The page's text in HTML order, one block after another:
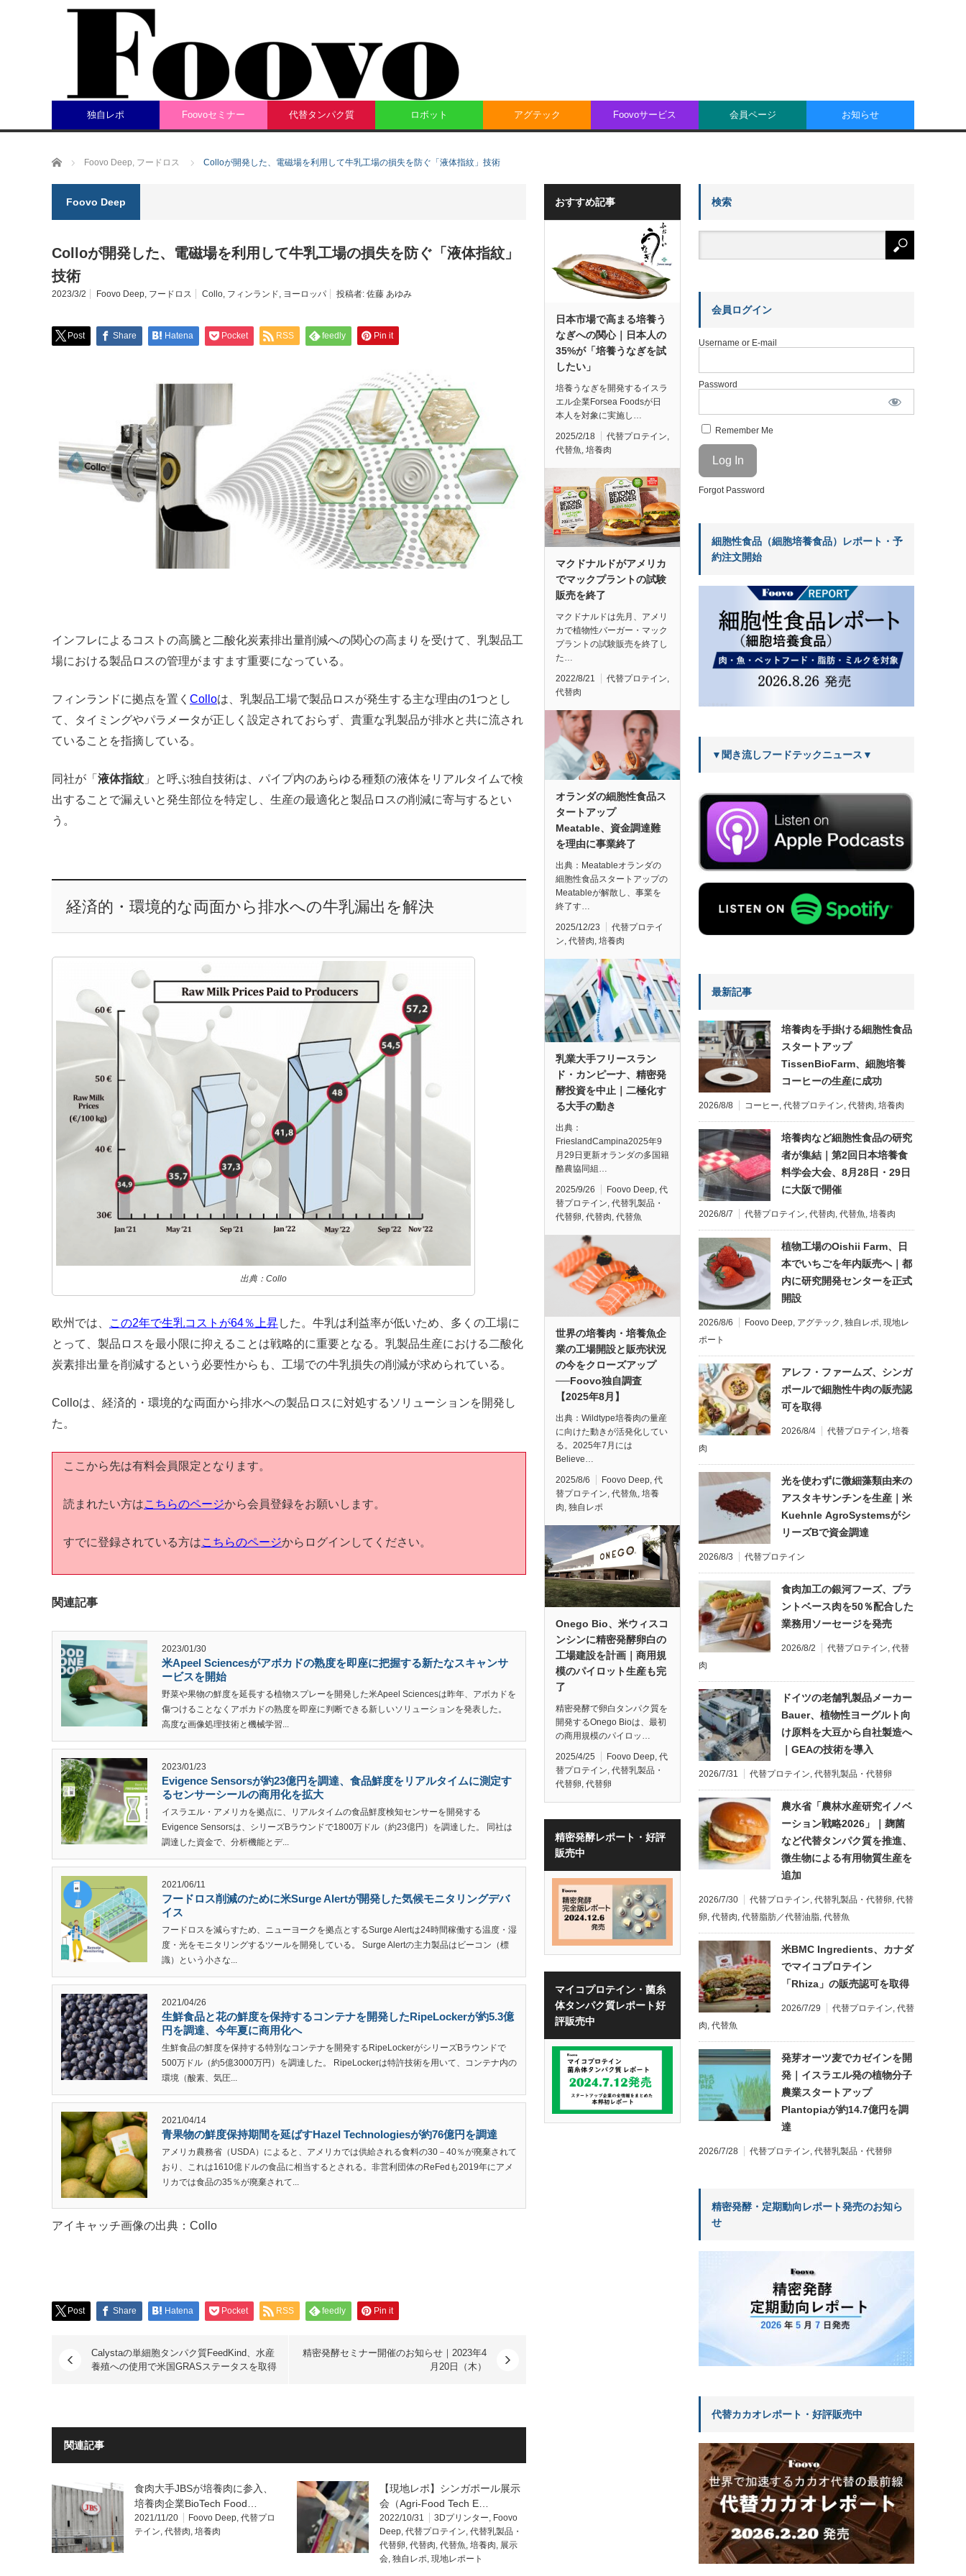
独自レポ Foovoセミナー 代替タンパク質 ロボット アグテック Foovoサービス 会員ページ お知らせ
ホーム Foovo Deep, フードロス Colloが開発した、電磁場を利用して牛乳工場の損失を防ぐ「液体指紋」技術
Foovo Deep
Colloが開発した、電磁場を利用して牛乳工場の損失を防ぐ「液体指紋」
技術
2023/3/2 Foovo Deep, フードロス Collo, フィンランド, ヨーロッパ 投稿者: 佐藤 あゆみ
Post Share Hatena Pocket RSS feedly Pin it
インフレによるコストの高騰と二酸化炭素排出量削減への関心の高まりを受けて、乳製品工
場における製品ロスの管理がますます重要になっている。
フィンランドに拠点を置く Colloは、乳製品工場で製品ロスが発生する主な理由の1つとし
て、タイミングやパラメータが正しく設定されておらず、貴重な乳製品が排水と共に流され
ていることを指摘している。
同社が「 液体指紋 」と呼ぶ独自技術は、パイプ内のあらゆる種類の液体をリアルタイムで検
出することで漏えいと発生部位を特定し、生産の最適化と製品ロスの削減に寄与するとい
う。
経済的・環境的な両面から排水への牛乳漏出を解決
出典：Collo
欧州では、 この2年で生乳コストが64％上昇した。牛乳は利益率が低いため、多くの工場に
とって、製品ロスを最小限に抑えることは戦略的に重要となる。乳製品生産における二酸化
炭素排出量を削減するという必要性からも、工場での牛乳損失の削減が求められている。
Colloは、経済的・環境的な両面から排水への製品ロスに対処するソリューションを開発し
た。
ここから先は有料会員限定となります。
読まれたい方はこちらのページから会員登録をお願いします。
すでに登録されている方はこちらのページからログインしてください。
関連記事
2023/01/30
米Apeel Sciencesがアボカドの熟度を即座に把握する新たなスキャンサ
ービスを開始
野菜や果物の鮮度を延長する植物スプレーを開発した米Apeel Sciencesは昨年、アボカドを
傷つけることなくアボカドの熟度を即座に判断できる新しいソリューションを発表した。
高度な画像処理技術と機械学習...
2023/01/23
Evigence Sensorsが約23億円を調達、食品鮮度をリアルタイムに測定す
るセンサーシールの商用化を拡大
イスラエル・アメリカを拠点に、リアルタイムの食品鮮度検知センサーを開発する
Evigence Sensorsは、シリーズBラウンドで1800万ドル（約23億円）を調達した。 同社は
調達した資金で、分析機能とデ...
2021/06/11
フードロス削減のために米Surge Alertが開発した気候モニタリングデバ
イス
フードロスを減らすため、ニューヨークを拠点とするSurge Alertは24時間稼働する温度・湿
度・光をモニタリングするツールを開発している。 Surge Alertの主力製品はビーコン（標
識）という小さな...
2021/04/26
生鮮食品と花の鮮度を保持するコンテナを開発したRipeLockerが約5.3億
円を調達、今年夏に商用化へ
生鮮食品の鮮度を保持する特別なコンテナを開発するRipeLockerがシリーズBラウンドで
500万ドル（約5億3000万円）を調達した。 RipeLockerは特許技術を用いて、コンテナ内の
環境（酸素、気圧...
2021/04/14
青果物の鮮度保持期間を延ばすHazel Technologiesが約76億円を調達
アメリカ農務省（USDA）によると、アメリカでは供給される食料の30－40％が廃棄されて
おり、これは1610億ドルの食品に相当するとされる。非営利団体のReFedも2019年にアメ
リカでは食品の35％が廃棄されて...
アイキャッチ画像の出典：Collo
Post Share Hatena Pocket RSS feedly Pin it
Calystaの単細胞タンパク質FeedKind、水産
養殖への使用で米国GRASステータスを取得
精密発酵セミナー開催のお知らせ｜2023年4
月20日（木）
関連記事
食肉大手JBSが培養肉に参入、
培養肉企業BioTech Food…
2021/11/20 Foovo Deep, 代替プロ
テイン, 代替肉, 培養肉
【現地レポ】シンガポール展示
会（Agri-Food Tech E…
2022/10/31 3Dプリンター, Foovo
Deep, 代替プロテイン, 代替乳製品・
代替卵, 代替肉, 代替魚, 培養肉, 展示
会, 独自レポ, 現地レポート
おすすめ記事
日本市場で高まる培養う
なぎへの関心｜日本人の
35%が「培養うなぎを試
したい」
培養うなぎを開発するイスラ
エル企業Forsea Foodsが日
本人を対象に実施し…
2025/2/18 代替プロテイン,
代替魚, 培養肉
マクドナルドがアメリカ
でマックプラントの試験
販売を終了
マクドナルドは先月、アメリ
カで植物性バーガー・マック
プラントの試験販売を終了し
た…
2022/8/21 代替プロテイン,
代替肉
オランダの細胞性食品ス
タートアップ
Meatable、資金調達難
を理由に事業終了
出典：Meatableオランダの
細胞性食品スタートアップの
Meatableが解散し、事業を
終了す…
2025/12/23
代替プロテイ
ン, 代替肉, 培養肉
乳業大手フリースラン
ド・カンピーナ、精密発
酵投資を中止｜二極化す
る大手の動き
出典：
FrieslandCampina2025年9
月29日更新オランダの多国籍
酪農協同組…
2025/9/26 Foovo Deep, 代
替プロテイン, 代替乳製品・
代替卵, 代替肉, 代替魚
世界の培養肉・培養魚企
業の工場開設と販売状況
の今をクローズアップ
──Foovo独自調査
【2025年8月】
出典：Wildtype培養肉の量産
に向けた動きが活発化してい
る。2025年7月には
Believe…
2025/8/6 Foovo Deep, 代
替プロテイン, 代替魚, 培養
肉, 独自レポ
Onego Bio、米ウィスコ
ンシンに精密発酵卵白の
工場建設を計画｜商用規
模のパイロット生産も完
了
精密発酵で卵白タンパク質を
開発するOnego Bioは、最初
の商用規模のパイロッ…
2025/4/25 Foovo Deep, 代
替プロテイン, 代替乳製品・
代替卵, 代替卵
精密発酵レポート・好評
販売中
マイコプロテイン・菌糸
体タンパク質レポート好
評販売中
検索
会員ログイン
Username or E-mail
Password
Remember Me
Forgot Password
細胞性食品（細胞培養食品）レポート・予
約注文開始
▼聞き流しフードテックニュース▼
最新記事
培養肉を手掛ける細胞性食品
スタートアップ
TissenBioFarm、細胞培養
コーヒーの生産に成功
2026/8/8 コーヒー 代替プロテイン 代替肉 培養肉
培養肉など細胞性食品の研究
者が集結｜第2回日本培養食
料学会大会、8月28日・29日
に大阪で開催
2026/8/7 代替プロテイン 代替肉 代替魚 培養肉
植物工場のOishii Farm、日
本でいちごを年内販売へ｜都
内に研究開発センターを正式
開設
2026/8/6 Foovo Deep アグテック 独自レポ 現地レ
ポート
アレフ・ファームズ、シンガ
ポールで細胞性牛肉の販売認
可を取得
2026/8/4 代替プロテイン 培養
肉
光を使わずに微細藻類由来の
アスタキサンチンを生産｜米
Kuehnle AgroSystemsがシ
リーズBで資金調達
2026/8/3 代替プロテイン
食肉加工の銀河フーズ、プラ
ントベース肉を50％配合した
業務用ソーセージを発売
2026/8/2 代替プロテイン 代替
肉
ドイツの老舗乳製品メーカー
Bauer、植物性ヨーグルト向
け原料を大豆から自社製造へ
｜GEAの技術を導入
2026/7/31 代替プロテイン 代替乳製品・代替卵
農水省「農林水産研究イノベ
ーション戦略2026」｜麹菌
など代替タンパク質を推進、
微生物による有用物質生産を
追加
2026/7/30 代替プロテイン 代替乳製品・代替卵 代替
卵 代替肉 代替脂肪／代替油脂 代替魚
米BMC Ingredients、カナダ
でマイコプロテイン
「Rhiza」の販売認可を取得
2026/7/29 代替プロテイン 代替
肉 代替魚
発芽オーツ麦でカゼインを開
発｜イスラエル発の植物分子
農業スタートアップ
Plantopiaが約14.7億円を調
達
2026/7/28 代替プロテイン 代替乳製品・代替卵
精密発酵・定期動向レポート発売のお知ら
せ
代替カカオレポート・好評販売中